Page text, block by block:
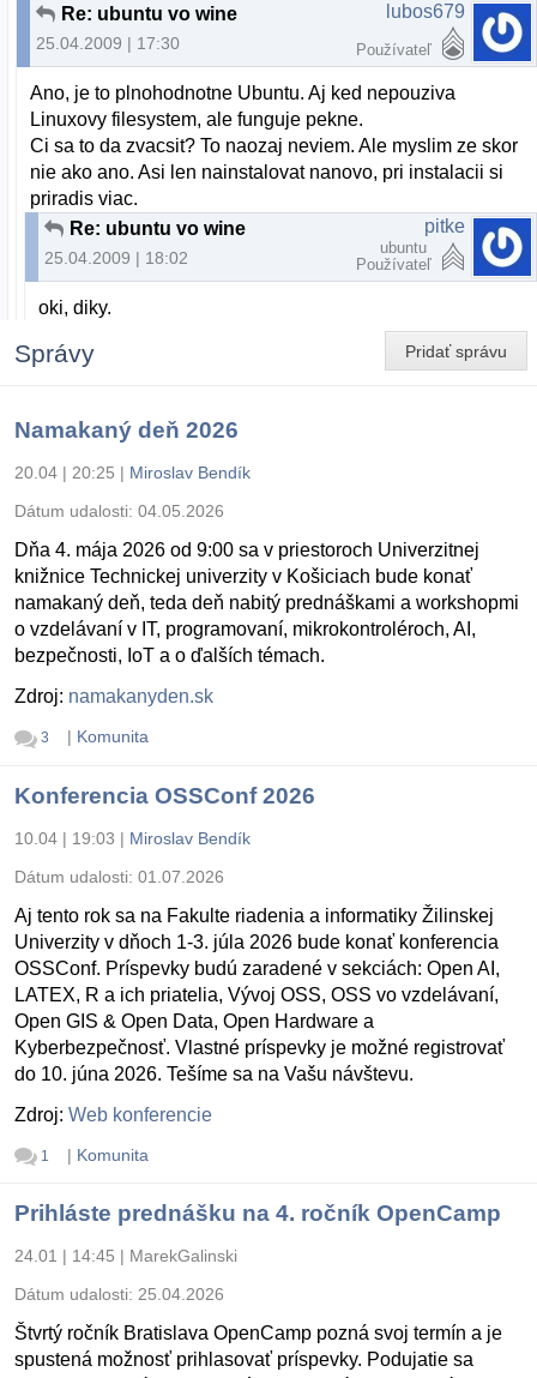
Re: ubuntu vo wine
25.04.2009 | 17:30
lubos679
Používateľ
Ano, je to plnohodnotne Ubuntu. Aj ked nepouziva
Linuxovy filesystem, ale funguje pekne.
Ci sa to da zvacsit? To naozaj neviem. Ale myslim ze skor
nie ako ano. Asi len nainstalovat nanovo, pri instalacii si
priradis viac.
Re: ubuntu vo wine
25.04.2009 | 18:02
pitke
ubuntu
Používateľ
oki, diky.
Pridať správu
Správy
Namakaný deň 2026
20.04 | 20:25 | Miroslav Bendík
Dátum udalosti: 04.05.2026
Dňa 4. mája 2026 od 9:00 sa v priestoroch Univerzitnej
knižnice Technickej univerzity v Košiciach bude konať
namakaný deň, teda deň nabitý prednáškami a workshopmi
o vzdelávaní v IT, programovaní, mikrokontroléroch, AI,
bezpečnosti, IoT a o ďalších témach.
Zdroj: namakanyden.sk
3 | Komunita
Konferencia OSSConf 2026
10.04 | 19:03 | Miroslav Bendík
Dátum udalosti: 01.07.2026
Aj tento rok sa na Fakulte riadenia a informatiky Žilinskej
Univerzity v dňoch 1-3. júla 2026 bude konať konferencia
OSSConf. Príspevky budú zaradené v sekciách: Open AI,
LATEX, R a ich priatelia, Vývoj OSS, OSS vo vzdelávaní,
Open GIS & Open Data, Open Hardware a
Kyberbezpečnosť. Vlastné príspevky je možné registrovať
do 10. júna 2026. Tešíme sa na Vašu návštevu.
Zdroj: Web konferencie
1 | Komunita
Prihláste prednášku na 4. ročník OpenCamp
24.01 | 14:45 | MarekGalinski
Dátum udalosti: 25.04.2026
Štvrtý ročník Bratislava OpenCamp pozná svoj termín a je
spustená možnosť prihlasovať príspevky. Podujatie sa